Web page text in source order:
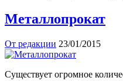
Металлопрокат
От редакции 23/01/2015
Существует огромное